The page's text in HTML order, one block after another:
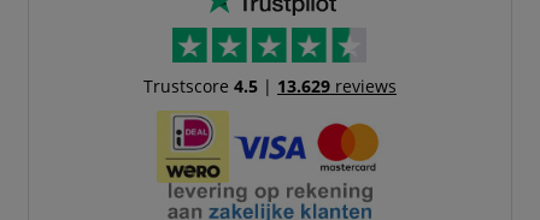
Trustscore 4.5| 13.629reviews